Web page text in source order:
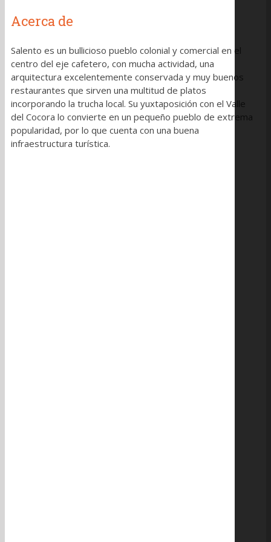
Acerca de
Salento es un bullicioso pueblo colonial y comercial en el
centro del eje cafetero, con mucha actividad, una
arquitectura excelentemente conservada y muy buenos
restaurantes que sirven una multitud de platos
incorporando la trucha local. Su yuxtaposición con el Valle
del Cocora lo convierte en un pequeño pueblo de extrema
popularidad, por lo que cuenta con una buena
infraestructura turística.